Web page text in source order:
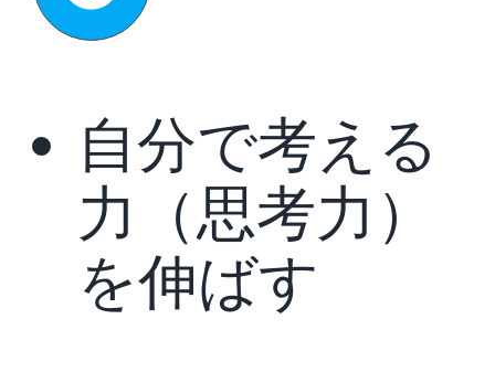
自分で考える
力（思考力）
を伸ばす